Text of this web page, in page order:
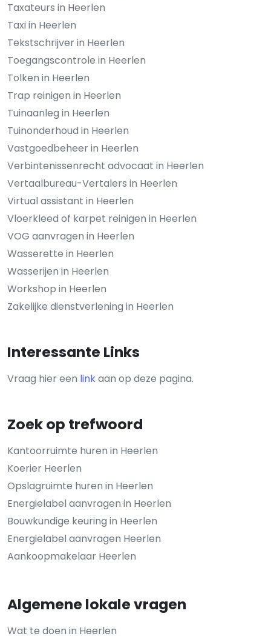
Taxateurs in Heerlen
Taxi in Heerlen
Tekstschrijver in Heerlen
Toegangscontrole in Heerlen
Tolken in Heerlen
Trap reinigen in Heerlen
Tuinaanleg in Heerlen
Tuinonderhoud in Heerlen
Vastgoedbeheer in Heerlen
Verbintenissenrecht advocaat in Heerlen
Vertaalbureau-Vertalers in Heerlen
Virtual assistant in Heerlen
Vloerkleed of karpet reinigen in Heerlen
VOG aanvragen in Heerlen
Wasserette in Heerlen
Wasserijen in Heerlen
Workshop in Heerlen
Zakelijke dienstverlening in Heerlen
Interessante Links
Vraag hier een linkaan op deze pagina.
Zoek op trefwoord
Kantoorruimte huren in Heerlen
Koerier Heerlen
Opslagruimte huren in Heerlen
Energielabel aanvragen in Heerlen
Bouwkundige keuring in Heerlen
Energielabel aanvragen Heerlen
Aankoopmakelaar Heerlen
Algemene lokale vragen
Wat te doen in Heerlen